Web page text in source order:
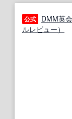
公式
DMM英
ルレビュー）